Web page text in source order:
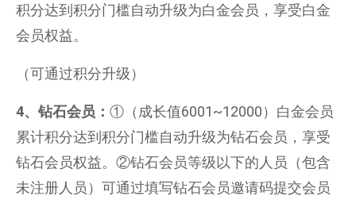
积分达到积分门槛自动升级为白金会员，享受白金
会员权益。
（可通过积分升级）
4、钻石会员： ①（成长值6001~12000）白金会员
累计积分达到积分门槛自动升级为钻石会员，享受
钻石会员权益。②钻石会员等级以下的人员（包含
未注册人员）可通过填写钻石会员邀请码提交会员